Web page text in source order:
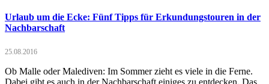
Urlaub um die Ecke: Fünf Tipps für Erkundungstouren in der
Nachbarschaft
25.08.2016
Ob Malle oder Malediven: Im Sommer zieht es viele in die Ferne.